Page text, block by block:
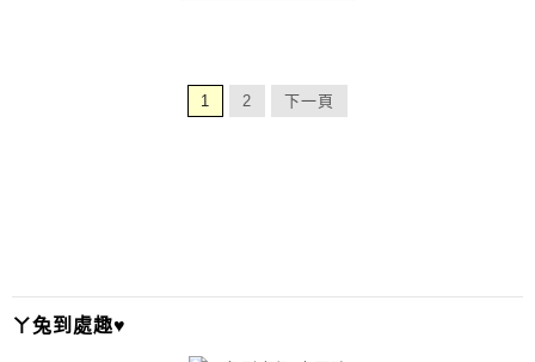
1 2 下一頁
ㄚ兔到處趣♥